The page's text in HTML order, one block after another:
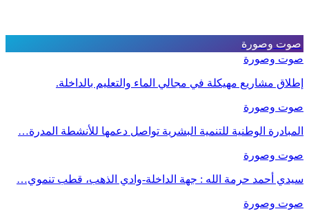
صوت وصورة
صوت وصورة
إطلاق مشاريع مهيكلة في مجالي الماء والتعليم بالداخلة.
صوت وصورة
المبادرة الوطنية للتنمية البشرية تواصل دعمها للأنشطة المدرة…
صوت وصورة
سيدي أحمد حرمة الله : جهة الداخلة-وادي الذهب، قطب تنموي…
صوت وصورة